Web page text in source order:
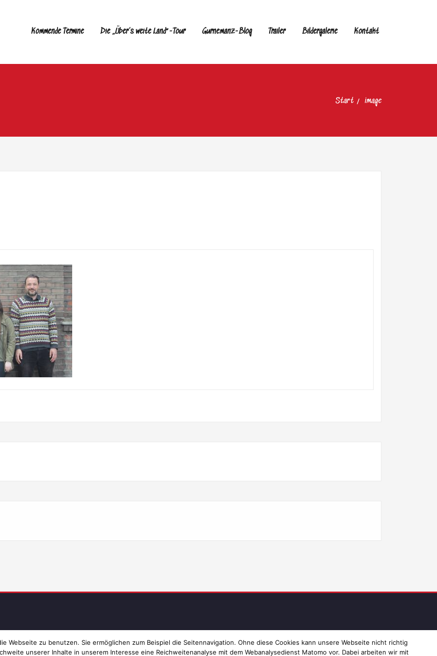
Kommende Termine Die „Über’s weite Land“-Tour Gurnemanz-Blog Trailer Bildergalerie Kontakt
Start image
Impressum und Datenschutz
Webseite zu benutzen. Sie ermöglichen zum Beispiel die Seitennavigation. Ohne diese Cookies kann unsere Webseite nicht richtig
unserer Inhalte in unserem Interesse eine Reichweitenanalyse mit dem Webanalysedienst Matomo vor. Dabei arbeiten wir mit